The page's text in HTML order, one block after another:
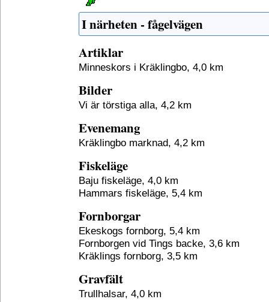
I närheten - fågelvägen
Artiklar
Minneskors i Kräklingbo, 4,0 km
Bilder
Vi är törstiga alla, 4,2 km
Evenemang
Kräklingbo marknad, 4,2 km
Fiskeläge
Baju fiskeläge, 4,0 km
Hammars fiskeläge, 5,4 km
Fornborgar
Ekeskogs fornborg, 5,4 km
Fornborgen vid Tings backe, 3,6 km
Kräklings fornborg, 3,5 km
Gravfält
Trullhalsar, 4,0 km